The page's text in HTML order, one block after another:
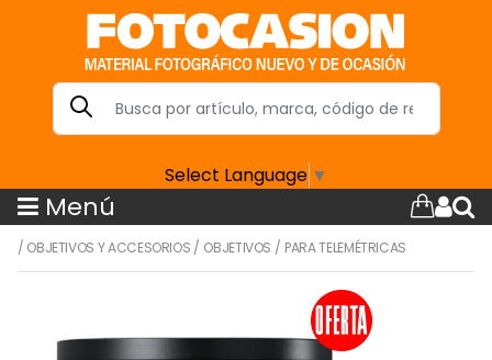
Select Language ▼
Menú
/ OBJETIVOS Y ACCESORIOS / OBJETIVOS / PARA TELEMÉTRICAS